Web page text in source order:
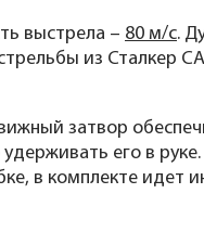
выстрела – 80 м/с.
из Сталкер
затвор
его в
в комплекте идет